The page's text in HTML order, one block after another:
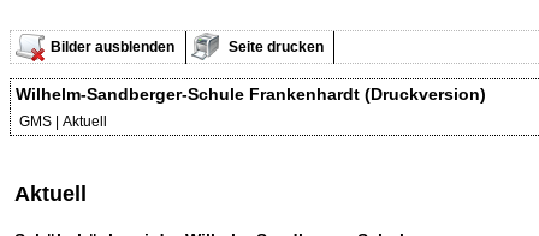
Bilder ausblenden Seite drucken
Wilhelm-Sandberger-Schule Frankenhardt (Druckversion)
GMS | Aktuell
Aktuell